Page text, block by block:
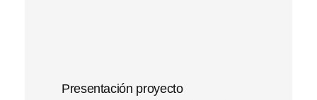
Presentación proyecto